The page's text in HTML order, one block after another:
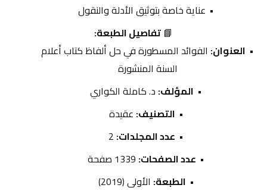
عناية خاصة بتوثيق الأدلة والنقول
📘 تفاصيل الطبعة:
العنوان:
السنة المنشورة
المؤلف: د. كاملة الكواري
التصنيف: عقيدة
عدد المجلدات:
عدد الصفحات:
الطبعة: الأولى (2019)